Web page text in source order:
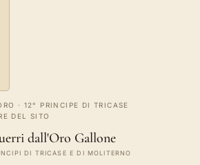
· 12° PRINCIPE DI TRICASE
DEL SITO
dall'Oro Gallone
DI TRICASE E DI MOLITERNO